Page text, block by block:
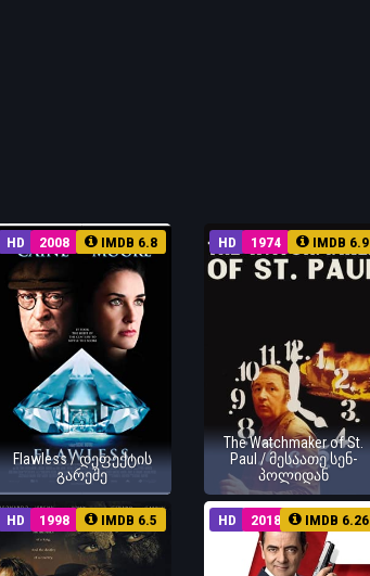
HD 2008 IMDB 6.8
Flawless / დეფექტის
გარეშე
HD 1974 IMDB 6.9
The Watchmaker of St.
Paul / მესაათე სენ-
პოლიდან
HD 1998 IMDB 6.5 HD 2018 IMDB 6.26